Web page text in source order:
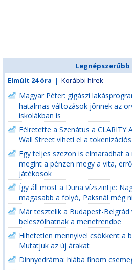
Legnépszerűbb
Elmúlt 24 óra | Korábbi hírek
Magyar Péter: gigászi
hatalmas változások jönnek az
iskolákban is
Félretette a Szenátus a CLARITY
Wall Street viheti el a
Egy teljes szezon is elmaradhat
megint a pénzen megy a vita,
játékosok
Így áll most a Duna vízszintje:
magasabb a folyó, Paksnál még
Már tesztelik a Budapest-
beleszólhatnak a menetrendbe
Hihetetlen mennyivel csökkent a
Mutatjuk az új árakat
Dinnyedráma: hiába finom